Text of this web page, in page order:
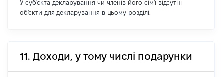
У суб'єкта декларування чи членів його сім'ї відсутні
об'єкти для декларування в цьому розділі.
11. Доходи, у тому числі подарунки